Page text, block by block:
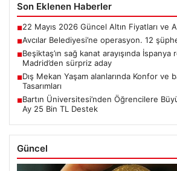
Son Eklenen Haberler
■22 Mayıs 2026 Güncel Altın Fiyatları ve
■Avcılar Belediyesi’ne operasyon. 12
■Beşiktaş’ın sağ kanat arayışında İspanya
Madrid’den sürpriz aday
■Dış Mekan Yaşam alanlarında Konfor ve
Tasarımları
■Bartın Üniversitesi’nden Öğrencilere
Ay 25 Bin TL Destek
Güncel